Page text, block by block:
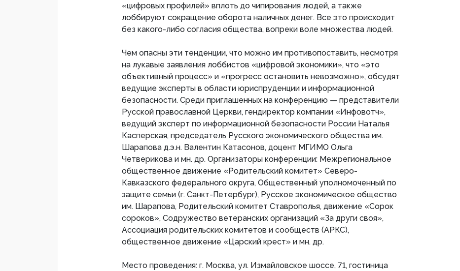
«цифровых профилей» вплоть до чипирования людей, а также
лоббируют сокращение оборота наличных денег. Все это происходит
без какого-либо согласия общества, вопреки воле множества людей.
Чем опасны эти тенденции, что можно им противопоставить, несмотря
на лукавые заявления лоббистов «цифровой экономики», что «это
объективный процесс» и «прогресс остановить невозможно», обсудят
ведущие эксперты в области юриспруденции и информационной
безопасности. Среди приглашенных на конференцию — представители
Русской православной Церкви, гендиректор компании «Инфовотч»,
ведущий эксперт по информационной безопасности России Наталья
Касперская, председатель Русского экономического общества им.
Шарапова д.э.н. Валентин Катасонов, доцент МГИМО Ольга
Четверикова и мн. др. Организаторы конференции: Межрегиональное
общественное движение «Родительский комитет» Северо-
Кавказского федерального округа, Общественный уполномоченный по
защите семьи (г. Санкт-Петербург), Русское экономическое общество
им. Шарапова, Родительский комитет Ставрополья, движение «Сорок
сороков», Содружество ветеранских организаций «За други своя»,
Ассоциация родительских комитетов и сообществ (АРКС),
общественное движение «Царский крест» и мн. др.
Место проведения: г. Москва, ул. Измайловское шоссе, 71, гостиница